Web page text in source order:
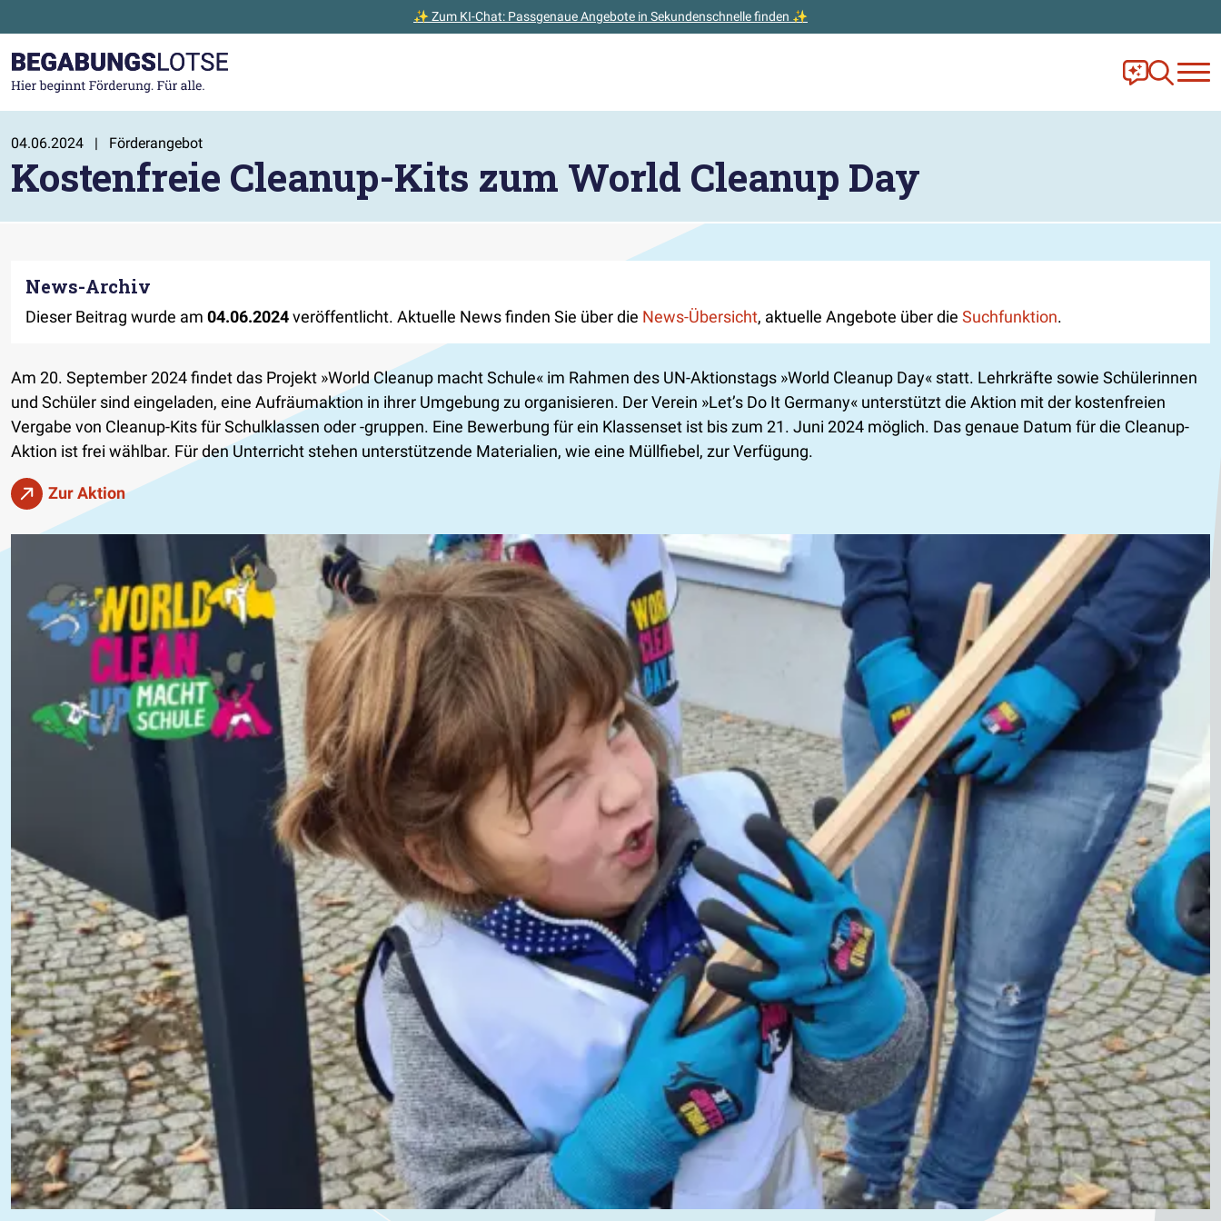
✨ Zum KI-Chat: Passgenaue Angebote in Sekundenschnelle finden ✨
Zur Startseite gehen
Frag Ella!
Zur
04.06.2024 | Förderangebot
Kostenfreie Cleanup-Kits zum World Cleanup Day
News-Archiv
Dieser Beitrag wurde am 04.06.2024veröffentlicht. Aktuelle News finden Sie über die News-Übersicht, aktuelle Angebote über die Suchfunktion.
Am 20. September 2024 findet das Projekt »World Cleanup macht Schule« im Rahmen des UN-Aktionstags »World Cleanup Day« statt. Lehrkräfte sowie Schülerinnen
und Schüler sind eingeladen, eine Aufräumaktion in ihrer Umgebung zu organisieren. Der Verein »Let’s Do It Germany« unterstützt die Aktion mit der kostenfreien
Vergabe von Cleanup-Kits für Schulklassen oder -gruppen. Eine Bewerbung für ein Klassenset ist bis zum 21. Juni 2024 möglich. Das genaue Datum für die Cleanup-
Aktion ist frei wählbar. Für den Unterricht stehen unterstützende Materialien, wie eine Müllfiebel, zur Verfügung.
Zur Aktion